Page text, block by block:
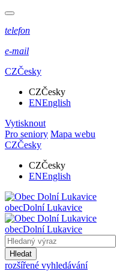
telefon
e-mail
CZČesky
CZČesky
ENEnglish
Vytisknout
Pro seniory Mapa webu
CZČesky
CZČesky
ENEnglish
obecDolní Lukavice
obecDolní Lukavice
Hledat
rozšířené vyhledávání